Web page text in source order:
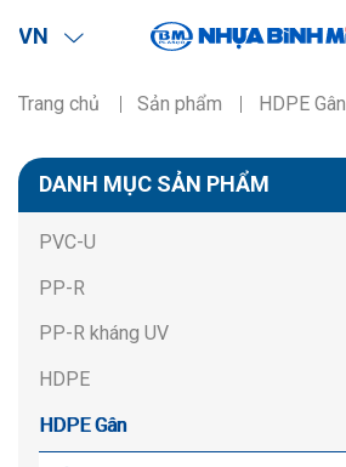
VN
Trang chủ Sản phẩm HDPE Gân
DANH MỤC SẢN PHẨM
PVC-U
PP-R
PP-R kháng UV
HDPE
HDPE Gân
Miền Bắc
Miền Nam
Miền BắcMiền Nam